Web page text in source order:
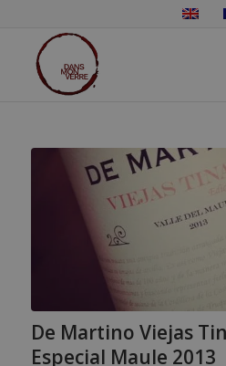
De Martino Viejas
Especial Maule 2013